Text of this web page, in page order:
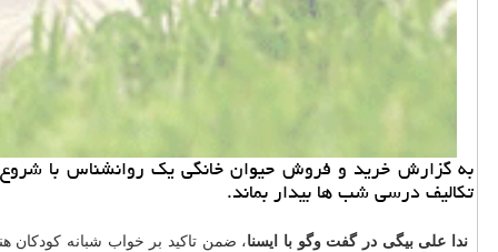
به گزارش خرید و فروش حیوان خانگی یك روانشناس با شروع
تكالیف درسی شب ها بیدار بماند.
ندا علی بیگی در گفت وگو با ایسنا، ضمن تاکید بر خواب شبانه کودکان